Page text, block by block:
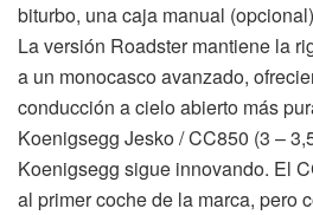
biturbo, una caja manual
La versión Roadster mantiene la
a un monocasco avanzado,
conducción a cielo abierto más
Koenigsegg Jesko / CC850 (3 –
Koenigsegg sigue innovando. El
al primer coche de la marca, pero